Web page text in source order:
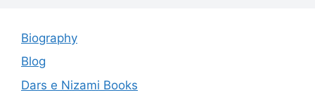
Biography
Blog
Dars e Nizami Books